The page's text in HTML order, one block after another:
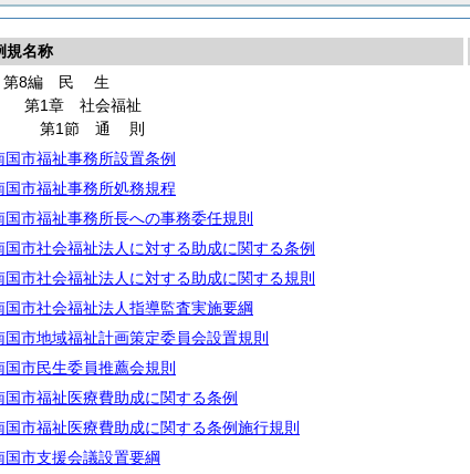
規名称
第8編
民 生
第1章 社会福祉
第1節 通 則
国市福祉事務所設置条例
国市福祉事務所処務規程
国市福祉事務所長への事務委任規則
国市社会福祉法人に対する助成に関する条例
国市社会福祉法人に対する助成に関する規則
国市社会福祉法人指導監査実施要綱
国市地域福祉計画策定委員会設置規則
国市民生委員推薦会規則
国市福祉医療費助成に関する条例
国市福祉医療費助成に関する条例施行規則
国市支援会議設置要綱